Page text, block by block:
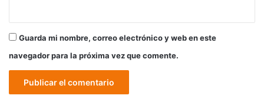
Guarda mi nombre, correo electrónico y web en este
navegador para la próxima vez que comente.